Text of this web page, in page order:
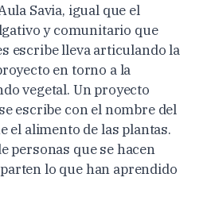
Savia, igual que el
y comunitario que
escribe lleva articulando la
en torno a la
vegetal. Un proyecto
escribe con el nombre del
el alimento de las plantas.
personas que se hacen
lo que han aprendido